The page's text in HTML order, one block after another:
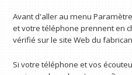
Avant d'aller au menu
et votre téléphone prennent en
vérifié sur le site Web du
Si votre téléphone et vos